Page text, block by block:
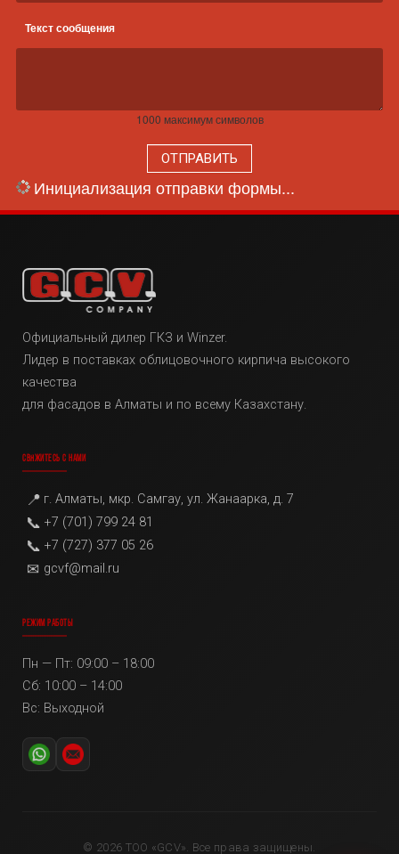
Текст сообщения
1000 максимум символов
ОТПРАВИТЬ
Инициализация отправки формы...
Официальный дилер ГКЗ и Winzer.
Лидер в поставках облицовочного кирпича высокого
качества
для фасадов в Алматы и по всему Казахстану.
СВЯЖИТЕСЬ С НАМИ
📍 г. Алматы, мкр. Самгау, ул. Жанаарка, д. 7
📞 +7 (701) 799 24 81
📞 +7 (727) 377 05 26
✉ gcvf@mail.ru
РЕЖИМ РАБОТЫ
Пн — Пт: 09:00 – 18:00
Сб: 10:00 – 14:00
Вс: Выходной
© 2026 ТОО «GCV». Все права защищены.